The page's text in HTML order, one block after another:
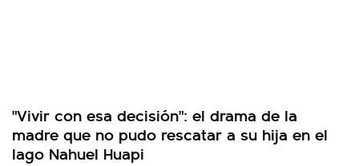
"Vivir con esa decisión": el drama de la
madre que no pudo rescatar a su hija en el
lago Nahuel Huapi